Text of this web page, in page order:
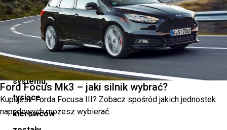
zaledwie
jednego
miesiąca
działania
systemu,
tysiące
kierowców
Ford Focus Mk3 – jaki silnik wybrać?
Kupujesz Forda Focusa III? Zobacz spośród jakich jednostek
napędowych możesz wybierać.